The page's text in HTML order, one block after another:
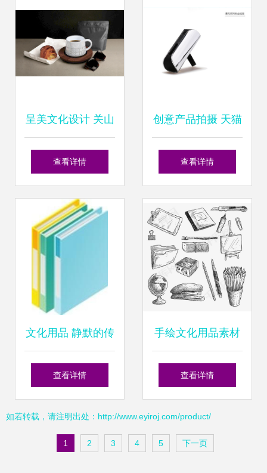
届中国文化用品商
品交易会
呈美文化设计 关山
月美术馆文创生活
与品牌新表达
查看详情
创意产品拍摄 天猫
赛道的视觉突围，
例
查看详情
文化用品 静默的传
承者与创意的催化
查看详情
手绘文化用品素材
图片免费下载 高清
库网图片编号
查看详情
如若转载，请注明出处：http://www.eyiroj.com/product/
1 2 3 4 5 下一页